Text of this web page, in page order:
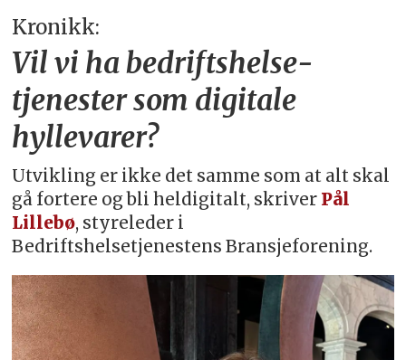
Kronikk:
Vil vi ha bedriftshelse­
tjenester som digitale
hyllevarer?
Utvikling er ikke det samme som at alt skal
gå fortere og bli heldigitalt, skriver Pål
Lillebø, styreleder i
Bedriftshelsetjenestens Bransjeforening.